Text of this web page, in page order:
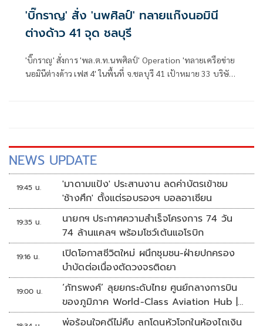
'บิ๊กราญ' สั่ง 'นพศิลป์' ทลายแก๊งนอมินี
ต่างด้าว 41 จุด ชลบุรี
'บิ๊กราญ' สั่งการ 'พล.ต.ท.นพศิลป์' Operation 'ทลายเครือข่าย
นอมินีต่างด้าว เฟส 4' ในพื้นที่ จ.ชลบุรี 41 เป้าหมาย 33 บริษัท
NEWS UPDATE
19:45 น.
'มาดามแป้ง' ประสานงาน ลดค่าบัตรเข้าชม
'ช้างศึก' ตั้งแต่รอบรองฯ บอลอาเซียน
19:35 น.
นายกฯ ประกาศความสำเร็จโครงการ 74 วัน
74 ล้านแคลฯ พร้อมโชว์เต้นแอโรบิก
19:16 น.
เปิดโอกาสชีวิตใหม่ ผนึกชุมชน-ฝ่ายปกครอง
บำบัดต่อเนื่องตัดวงจรติดยา
19:00 น.
‘ภัทรพงศ์’ ลุยยกระดับไทย ศูนย์กลางการบิน
ของภูมิภาค World-Class Aviation Hub |
ห้องข่าวไทยโพสต์สุดสัปดาห์
พ่อร้อนใจคดีไม่คืบ ลูกโดนหัวโจกในห้องไถเงิน